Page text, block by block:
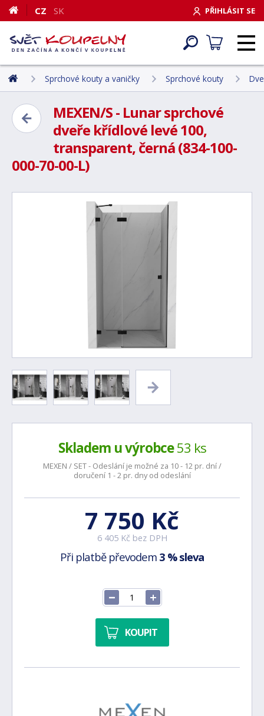
PŘIHLÁSIT SE
CZ SK
Sprchové kouty a vaničky Sprchové kouty
MEXEN/S - Lunar sprchové
dveře křídlové levé 100,
transparent, černá (834-100-
000-70-00-L)
Skladem u výrobce53 ks
MEXEN / SET - Odeslání je možné za 10 - 12 pr. dní /
doručení 1 - 2 pr. dny od odeslání
7 750 Kč
6 405 Kč bez DPH
Při platbě převodem 3 % sleva
KOUPIT